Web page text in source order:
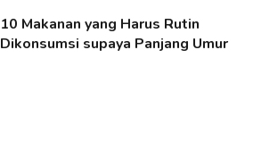
10 Makanan yang Harus Rutin
Dikonsumsi supaya Panjang Umur